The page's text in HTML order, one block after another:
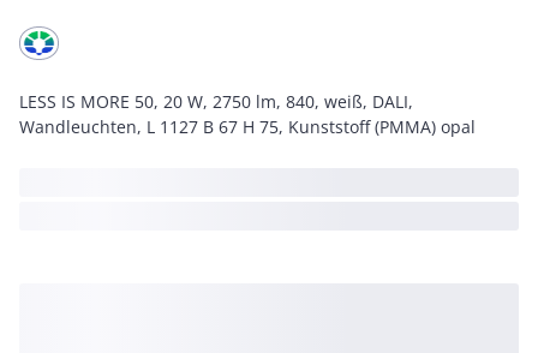
LESS IS MORE 50, 20 W, 2750 lm, 840, weiß, DALI,
Wandleuchten, L 1127 B 67 H 75, Kunststoff (PMMA) opal